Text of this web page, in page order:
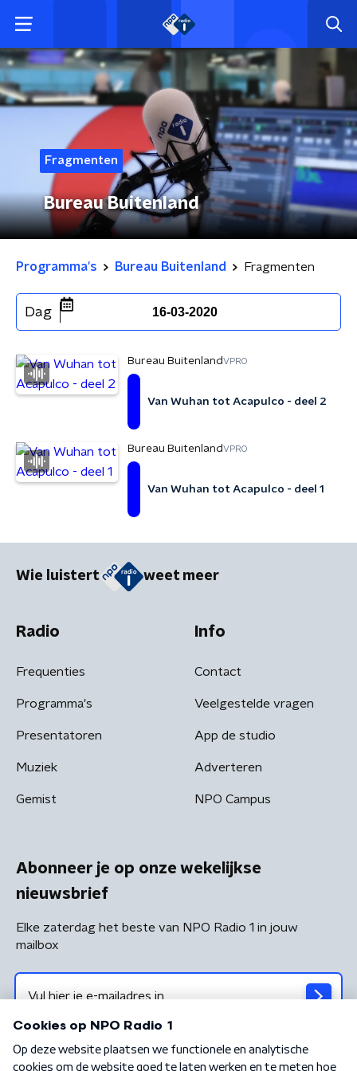
Fragmenten
Bureau Buitenland
Programma's Bureau Buitenland Fragmenten
Dag 16-03-2020
Bureau BuitenlandVPRO
Van Wuhan tot Acapulco - deel 2
Bureau BuitenlandVPRO
Van Wuhan tot Acapulco - deel 1
Wie luistert weet meer
Radio
Frequenties
Programma's
Presentatoren
Muziek
Gemist
Info
Contact
Veelgestelde vragen
App de studio
Adverteren
NPO Campus
Abonneer je op onze wekelijkse
nieuwsbrief
Elke zaterdag het beste van NPO Radio 1 in jouw
mailbox